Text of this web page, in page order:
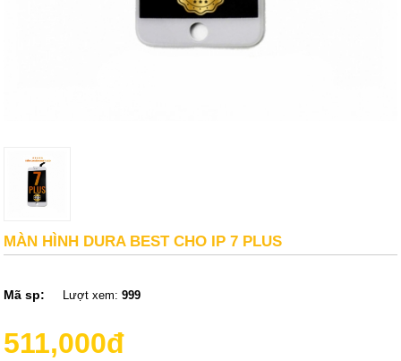
MÀN HÌNH DURA BEST CHO IP 7 PLUS
Mã sp: Lượt xem:999
511,000đ